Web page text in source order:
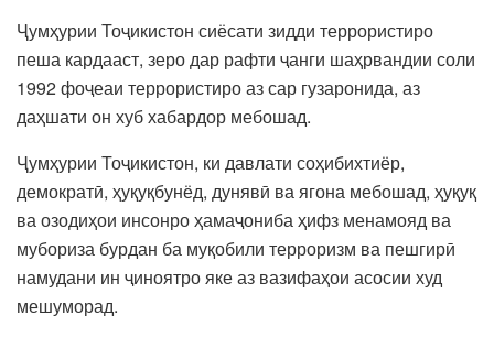
Ҷумҳурии Тоҷикистон сиёсати зидди террористиро
пеша кардааст, зеро дар рафти ҷанги шаҳрвандии соли
1992 фоҷеаи террористиро аз сар гузаронида, аз
даҳшати он хуб хабардор мебошад.
Ҷумҳурии Тоҷикистон, ки давлати соҳибихтиёр,
демократӣ, ҳуқуқбунёд, дунявӣ ва ягона мебошад, ҳуқуқ
ва озодиҳои инсонро ҳамаҷониба ҳифз менамояд ва
мубориза бурдан ба муқобили терроризм ва пешгирӣ
намудани ин ҷиноятро яке аз вазифаҳои асосии худ
мешуморад.